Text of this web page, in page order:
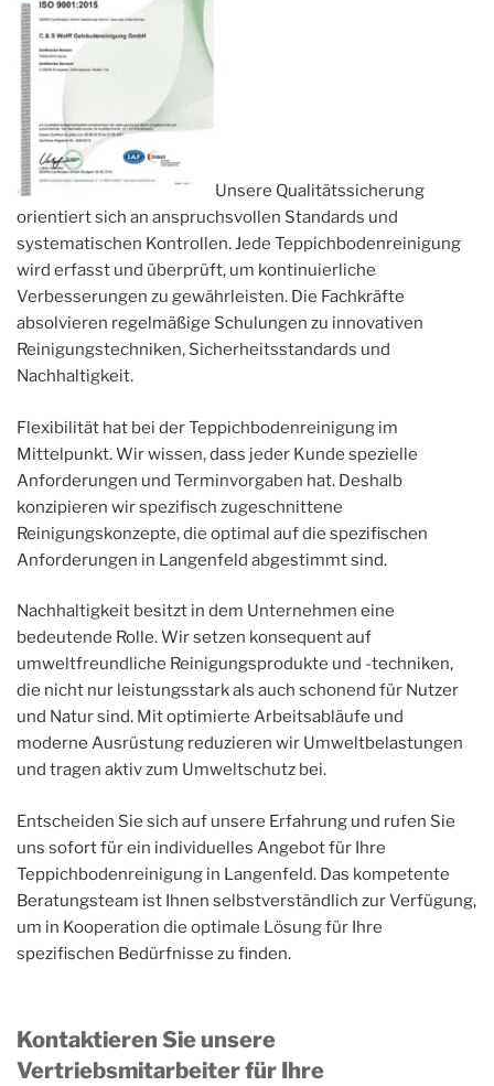
Unsere Qualitätssicherung
orientiert sich an anspruchsvollen Standards und
systematischen Kontrollen. Jede Teppichbodenreinigung
wird erfasst und überprüft, um kontinuierliche
Verbesserungen zu gewährleisten. Die Fachkräfte
absolvieren regelmäßige Schulungen zu innovativen
Reinigungstechniken, Sicherheitsstandards und
Nachhaltigkeit.
Flexibilität hat bei der Teppichbodenreinigung im
Mittelpunkt. Wir wissen, dass jeder Kunde spezielle
Anforderungen und Terminvorgaben hat. Deshalb
konzipieren wir spezifisch zugeschnittene
Reinigungskonzepte, die optimal auf die spezifischen
Anforderungen in Langenfeld abgestimmt sind.
Nachhaltigkeit besitzt in dem Unternehmen eine
bedeutende Rolle. Wir setzen konsequent auf
umweltfreundliche Reinigungsprodukte und -techniken,
die nicht nur leistungsstark als auch schonend für Nutzer
und Natur sind. Mit optimierte Arbeitsabläufe und
moderne Ausrüstung reduzieren wir Umweltbelastungen
und tragen aktiv zum Umweltschutz bei.
Entscheiden Sie sich auf unsere Erfahrung und rufen Sie
uns sofort für ein individuelles Angebot für Ihre
Teppichbodenreinigung in Langenfeld. Das kompetente
Beratungsteam ist Ihnen selbstverständlich zur Verfügung,
um in Kooperation die optimale Lösung für Ihre
spezifischen Bedürfnisse zu finden.
Kontaktieren Sie unsere
Vertriebsmitarbeiter für Ihre